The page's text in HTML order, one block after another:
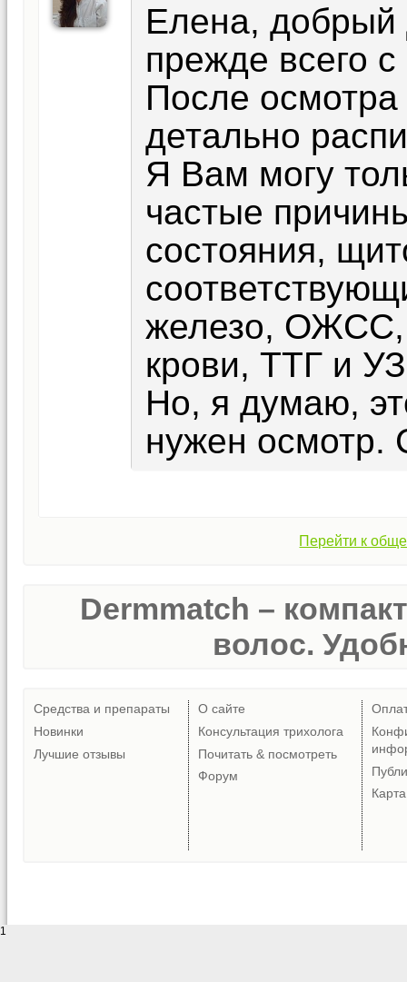
Елена, добрый
прежде всего
После
детально
Я Вам могу
частые
состояния,
железо, ОЖСС,
крови, ТТГ и
Но, я думаю,
нужен осмотр.
Перейти к
Dermmatch –
волос.
Средства и препараты
Новинки
Лучшие отзывы
О сайте
Консультация трихолога
Почитать & посмотреть
Форум
1